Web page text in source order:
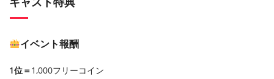
イベント報酬
1位＝1,000フリーコイン